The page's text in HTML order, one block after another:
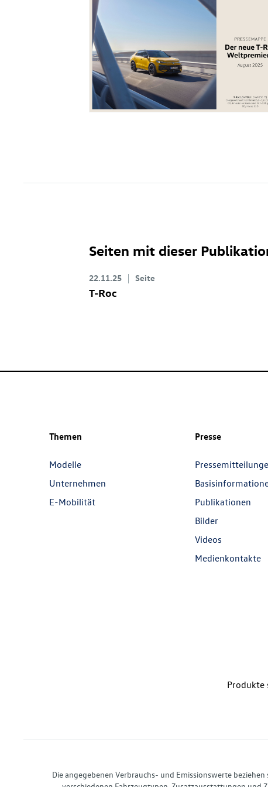
Seiten mit dieser
22.11.25 Seite
T-Roc
Themen
Modelle
Unternehmen
E-Mobilität
Presse
Publikationen
Bilder
Videos
Medienkontakte
Produkte
Die angegebenen Verbrauchs- und Emissionswerte